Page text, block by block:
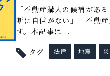
「不動産購入の候補があ
断に自信がない」 不動産
す。本記事は...
タグ 法律 地震